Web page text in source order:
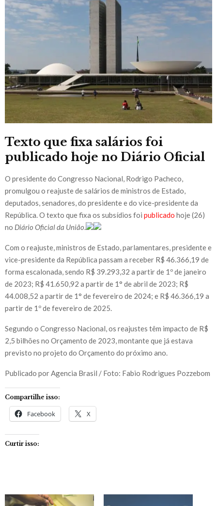
Texto que fixa salários foi
publicado hoje no Diário Oficial
O presidente do Congresso Nacional, Rodrigo Pacheco,
promulgou o reajuste de salários de ministros de Estado,
deputados, senadores, do presidente e do vice-presidente da
República. O texto que fixa os subsídios foi publicado hoje (26)
no Diário Oficial da União
Com o reajuste, ministros de Estado, parlamentares, presidente e
vice-presidente da República passam a receber R$ 46.366,19 de
forma escalonada, sendo R$ 39.293,32 a partir de 1º de janeiro
de 2023; R$ 41.650,92 a partir de 1° de abril de 2023; R$
44.008,52 a partir de 1° de fevereiro de 2024; e R$ 46.366,19 a
partir de 1º de fevereiro de 2025.
Segundo o Congresso Nacional, os reajustes têm impacto de R$
2,5 bilhões no Orçamento de 2023, montante que já estava
previsto no projeto do Orçamento do próximo ano.
Publicado por Agencia Brasil / Foto: Fabio Rodrigues Pozzebom
Compartilhe isso:
Facebook X
Curtir isso: